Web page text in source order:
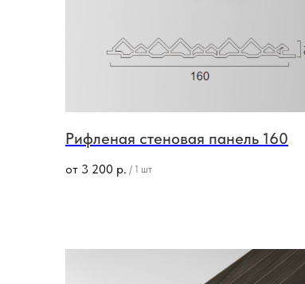
Рифленая стеновая панель 160
от 3 200 р. / 1 шт